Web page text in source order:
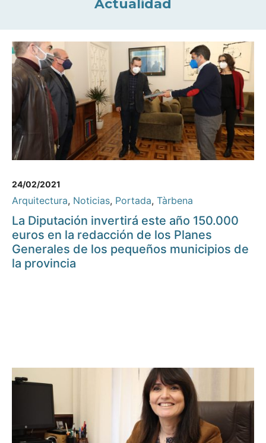
Actualidad
24/02/2021
Arquitectura, Noticias, Portada, Tàrbena
La Diputación invertirá este año 150.000
euros en la redacción de los Planes
Generales de los pequeños municipios de
la provincia